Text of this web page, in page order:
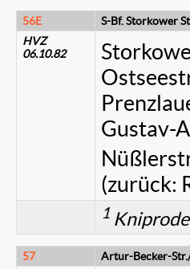
56E
S-Bf. Storkower
HVZ
06.10.82
(zurück:
1
57
Artur-Becker-